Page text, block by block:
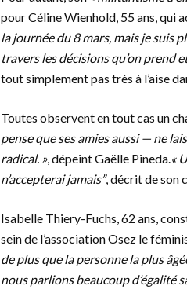
pour Céline Wienhold, 55 ans, qui
la journée du 8 mars, mais je suis
travers les décisions qu’on prend
tout simplement pas très à l’aise
Toutes observent en tout cas un
pense que ses amies aussi — ne
radical. », dépeint Gaëlle Pineda.«
n’accepterai jamais”, décrit de son
Isabelle Thiery-Fuchs, 62 ans,
sein de l’association Osez le
de plus que la personne la plus
nous parlions beaucoup d’égalité